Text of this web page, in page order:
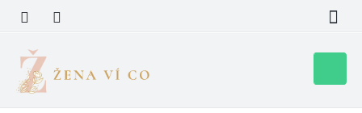
obsah
košík